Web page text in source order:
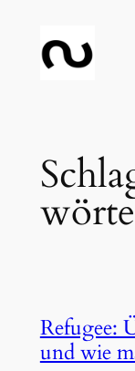
Inhalt
springen
Refugee:
und wie